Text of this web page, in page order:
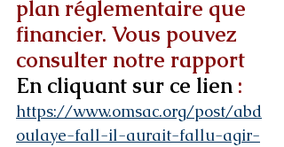
plan réglementaire que
financier. Vous pouvez
consulter notre rapport
En cliquant sur ce lien :
https://www.omsac.org/post/abd
oulaye-fall-il-aurait-fallu-agir-